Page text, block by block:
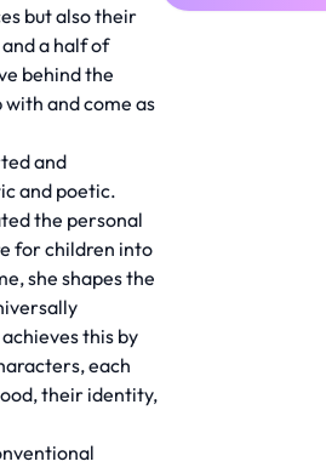
but also their
a half of
behind the
and come as
and
and poetic.
the personal
for children into
she shapes the
this by
each
their identity,